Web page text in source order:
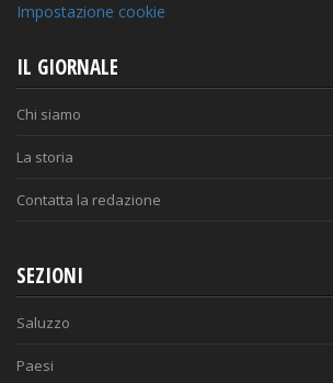
Impostazione cookie
IL GIORNALE
Chi siamo
La storia
Contatta la redazione
SEZIONI
Saluzzo
Paesi